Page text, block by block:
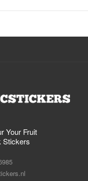
Your Fruit
Stickers